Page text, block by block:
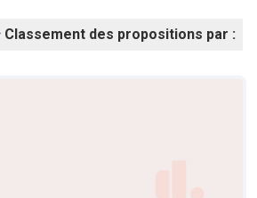
Classement des propositions par :